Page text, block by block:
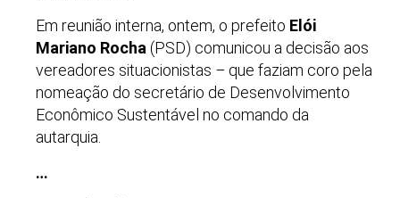
Em reunião interna, ontem, o prefeito Elói
Mariano Rocha (PSD) comunicou a decisão aos
vereadores situacionistas – que faziam coro pela
nomeação do secretário de Desenvolvimento
Econômico Sustentável no comando da
autarquia.
…